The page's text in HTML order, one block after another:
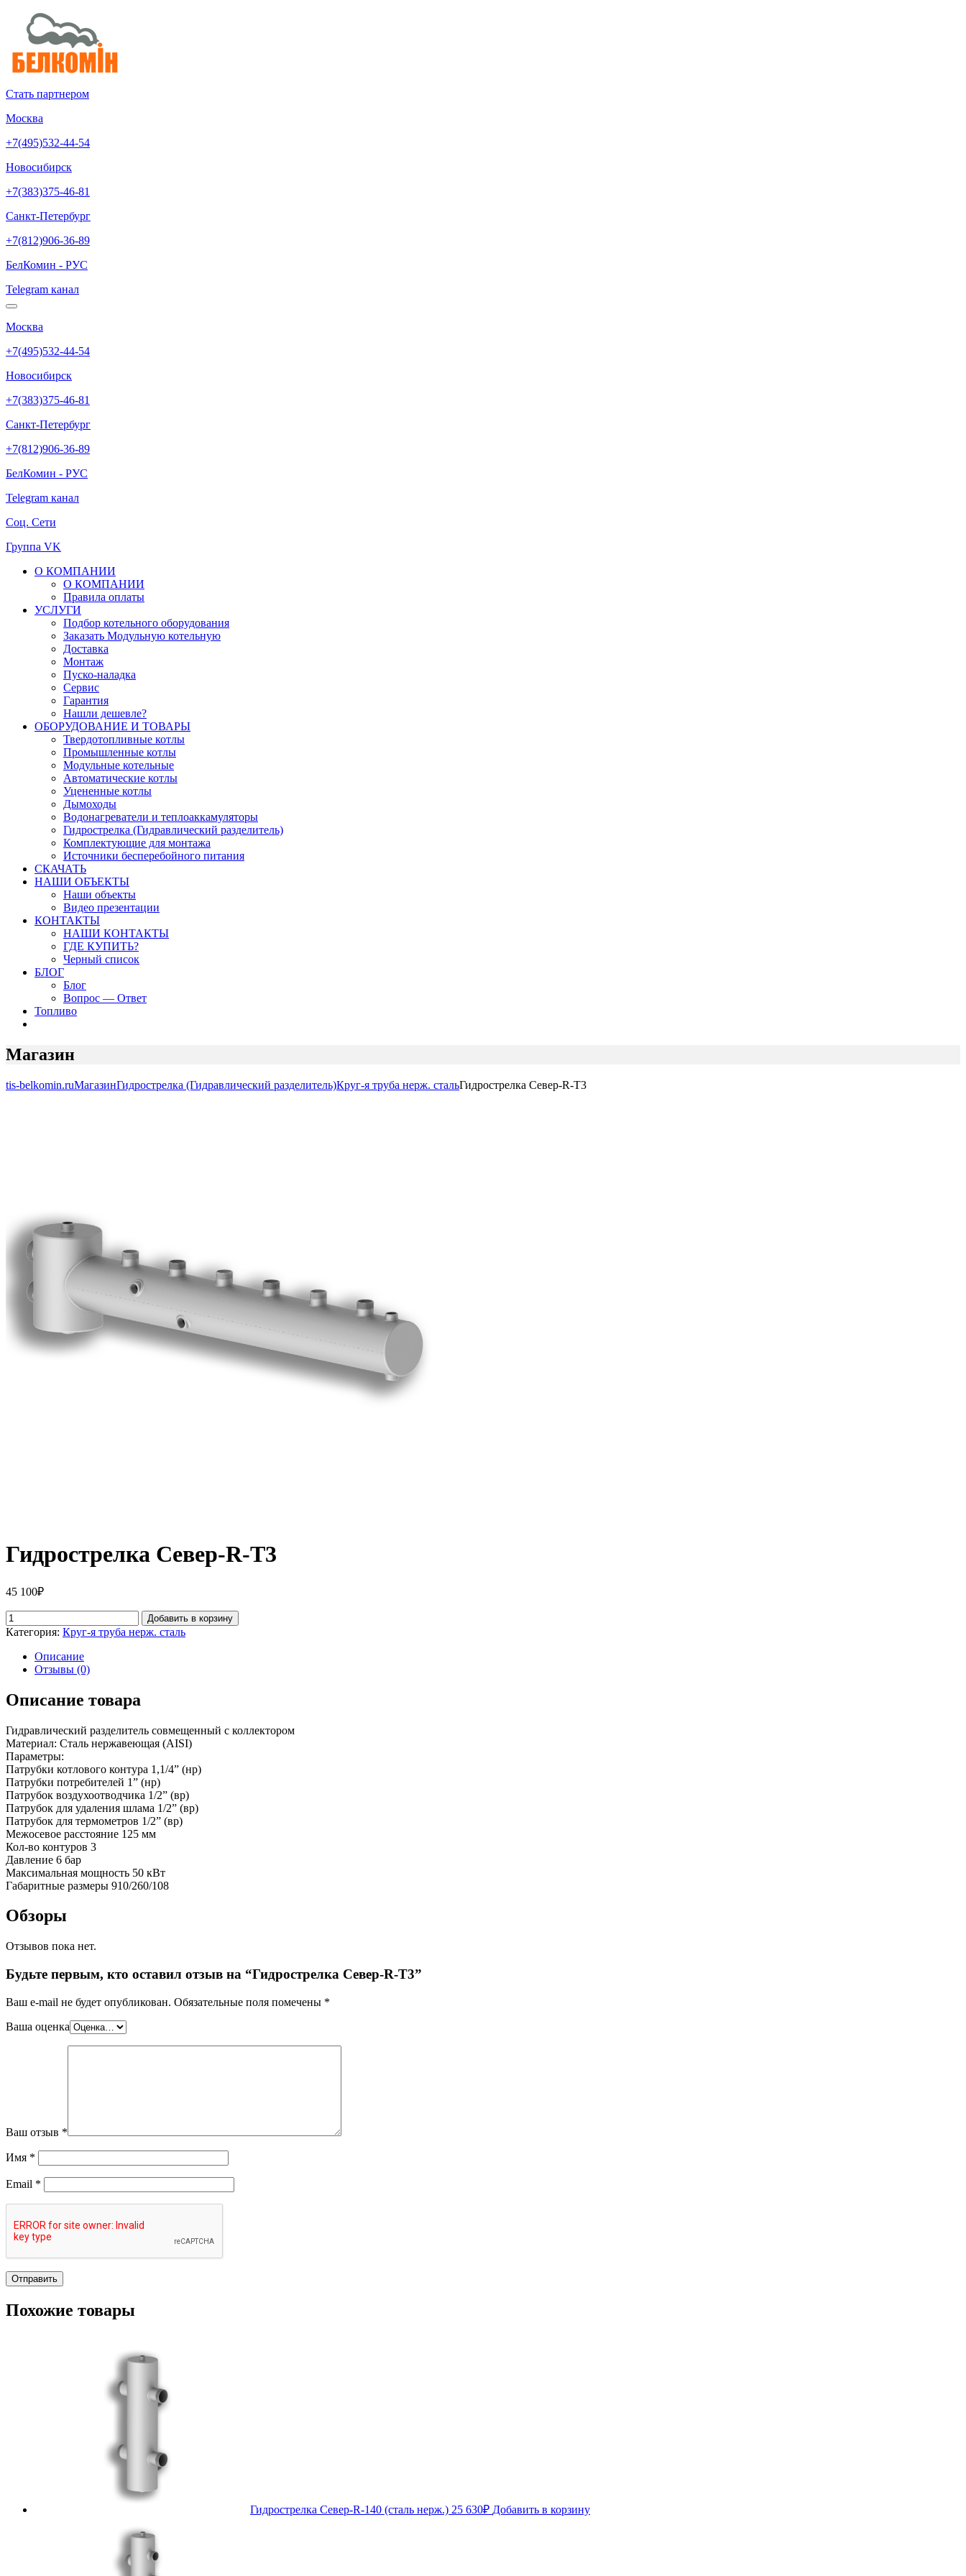
Стать партнером
Москва
+7(495)532-44-54
Новосибирск
+7(383)375-46-81
Санкт-Петербург
+7(812)906-36-89
БелКомин - РУС
Telegram канал
Москва
+7(495)532-44-54
Новосибирск
+7(383)375-46-81
Санкт-Петербург
+7(812)906-36-89
БелКомин - РУС
Telegram канал
Соц. Сети
Группа VK
О КОМПАНИИ
О КОМПАНИИ
Правила оплаты
УСЛУГИ
Подбор котельного оборудования
Заказать Модульную котельную
Доставка
Монтаж
Пуско-наладка
Сервис
Гарантия
Нашли дешевле?
ОБОРУДОВАНИЕ И ТОВАРЫ
Твердотопливные котлы
Промышленные котлы
Модульные котельные
Автоматические котлы
Уцененные котлы
Дымоходы
Водонагреватели и теплоаккамуляторы
Гидрострелка (Гидравлический разделитель)
Комплектующие для монтажа
Источники бесперебойного питания
СКАЧАТЬ
НАШИ ОБЪЕКТЫ
Наши объекты
Видео презентации
КОНТАКТЫ
НАШИ КОНТАКТЫ
ГДЕ КУПИТЬ?
Черный список
БЛОГ
Блог
Вопрос — Ответ
Топливо
Магазин
tis-belkomin.ruМагазинГидрострелка (Гидравлический разделитель)Круг-я труба нерж. стальГидрострелка Север-R-T3
Гидрострелка Север-R-T3
45 100₽
Добавить в корзину
Категория: Круг-я труба нерж. сталь
Описание
Отзывы (0)
Описание товара
Гидравлический разделитель совмещенный с коллектором
Материал: Сталь нержавеющая (AISI)
Параметры:
Патрубки котлового контура 1,1/4” (нр)
Патрубки потребителей 1” (нр)
Патрубок воздухоотводчика 1/2” (вр)
Патрубок для удаления шлама 1/2” (вр)
Патрубок для термометров 1/2” (вр)
Межосевое расстояние 125 мм
Кол-во контуров 3
Давление 6 бар
Максимальная мощность 50 кВт
Габаритные размеры 910/260/108
Обзоры
Отзывов пока нет.
Будьте первым, кто оставил отзыв на “Гидрострелка Север-R-T3”
Ваш e-mail не будет опубликован. Обязательные поля помечены *
Ваша оценка
Ваш отзыв *
Имя *
Email *
Похожие товары
Гидрострелка Север-R-140 (сталь нерж.) 25 630₽ Добавить в корзину